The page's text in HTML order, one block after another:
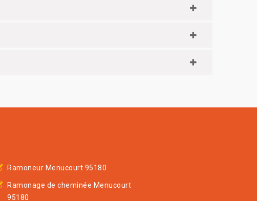
Ramoneur Menucourt 95180
Ramonage de cheminée Menucourt
95180